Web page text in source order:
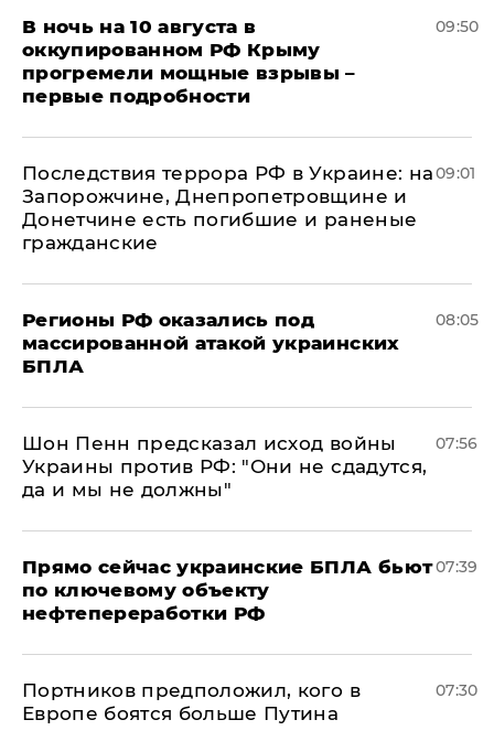
В ночь на 10 августа в
оккупированном РФ Крыму
прогремели мощные взрывы –
первые подробности
09:50
Последствия террора РФ в Украине: на
Запорожчине, Днепропетровщине и
Донетчине есть погибшие и раненые
гражданские
09:01
Регионы РФ оказались под
массированной атакой украинских
БПЛА
08:05
Шон Пенн предсказал исход войны
Украины против РФ: "Они не сдадутся,
да и мы не должны"
07:56
Прямо сейчас украинские БПЛА бьют
по ключевому объекту
нефтепереработки РФ
07:39
Портников предположил, кого в
Европе боятся больше Путина
07:30